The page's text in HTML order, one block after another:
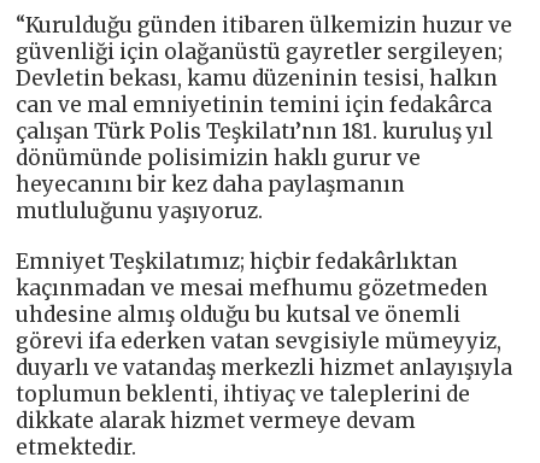
“Kurulduğu günden itibaren ülkemizin huzur ve
güvenliği için olağanüstü gayretler sergileyen;
Devletin bekası, kamu düzeninin tesisi, halkın
can ve mal emniyetinin temini için fedakârca
çalışan Türk Polis Teşkilatı’nın 181. kuruluş yıl
dönümünde polisimizin haklı gurur ve
heyecanını bir kez daha paylaşmanın
mutluluğunu yaşıyoruz.
Emniyet Teşkilatımız; hiçbir fedakârlıktan
kaçınmadan ve mesai mefhumu gözetmeden
uhdesine almış olduğu bu kutsal ve önemli
görevi ifa ederken vatan sevgisiyle mümeyyiz,
duyarlı ve vatandaş merkezli hizmet anlayışıyla
toplumun beklenti, ihtiyaç ve taleplerini de
dikkate alarak hizmet vermeye devam
etmektedir.